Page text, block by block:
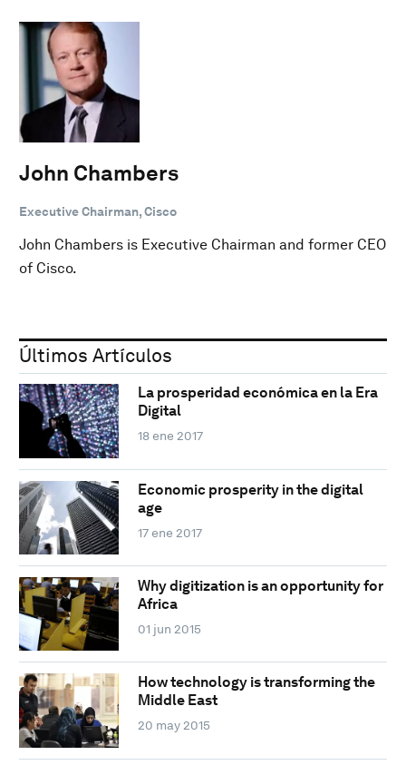
John Chambers
Executive Chairman, Cisco
John Chambers is Executive Chairman and former CEO
of Cisco.
Últimos Artículos
La prosperidad económica en la Era
Digital
18 ene 2017
Economic prosperity in the digital
age
17 ene 2017
Why digitization is an opportunity for
Africa
01 jun 2015
How technology is transforming the
Middle East
20 may 2015